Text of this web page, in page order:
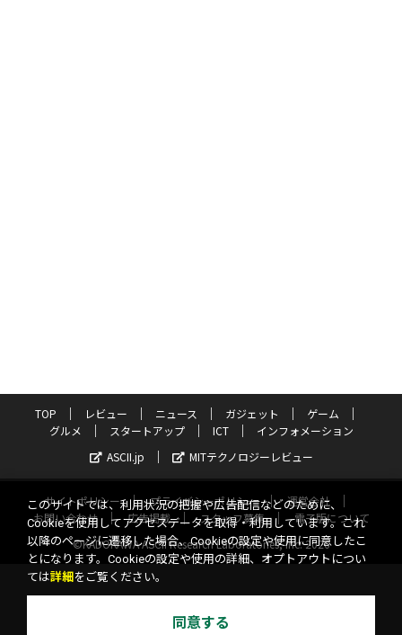
TOP レビュー ニュース ガジェット
ゲーム
グルメ
スタートアップ ICT
インフォメーション
ASCII.jp
MITテクノロジーレビュー
サイトポリシー プライバシーポリシー
運営会社
お問い合わせ
広告掲載 スタッフ募集
電子版について
©KADOKAWA ASCII Research Laboratories, Inc. 2026
このサイトでは、利用状況の把握や広告配信などのために、
Cookieを使用してアクセスデータを取得・利用しています。これ
以降のページに遷移した場合、Cookieの設定や使用に同意したこ
とになります。Cookieの設定や使用の詳細、オプトアウトについ
ては詳細 をご覧ください。
同意する